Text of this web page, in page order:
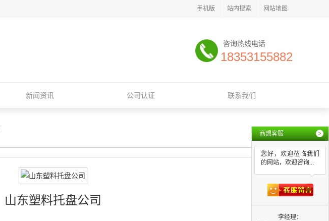
手机版 站内搜索 网站地图
咨询热线电话
18353155882
新闻资讯 公司认证 联系我们
山东塑料托盘公司
商盟客服 >
您好，欢迎莅临我们
的网站，欢迎咨询...
李经理：